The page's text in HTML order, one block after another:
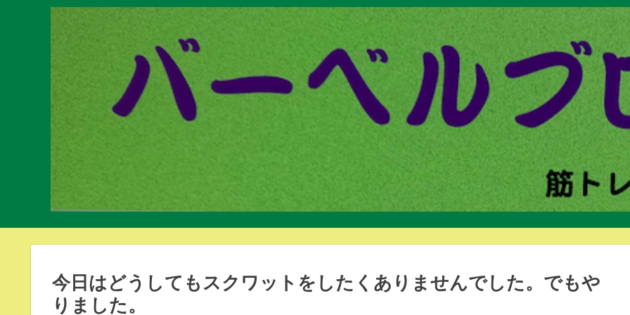
今日はどうしてもスクワットをしたくありませんでした。でもや
りました。